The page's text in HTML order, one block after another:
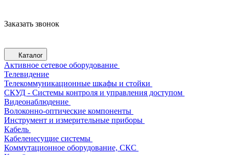
Заказать звонок
Каталог
Активное сетевое оборудование
Телевидение
Телекоммуникационные шкафы и стойки
СКУД - Системы контроля и управления доступом
Видеонаблюдение
Волоконно-оптические компоненты
Инструмент и измерительные приборы
Кабель
Кабеленесущие системы
Коммутационное оборудование, СКС